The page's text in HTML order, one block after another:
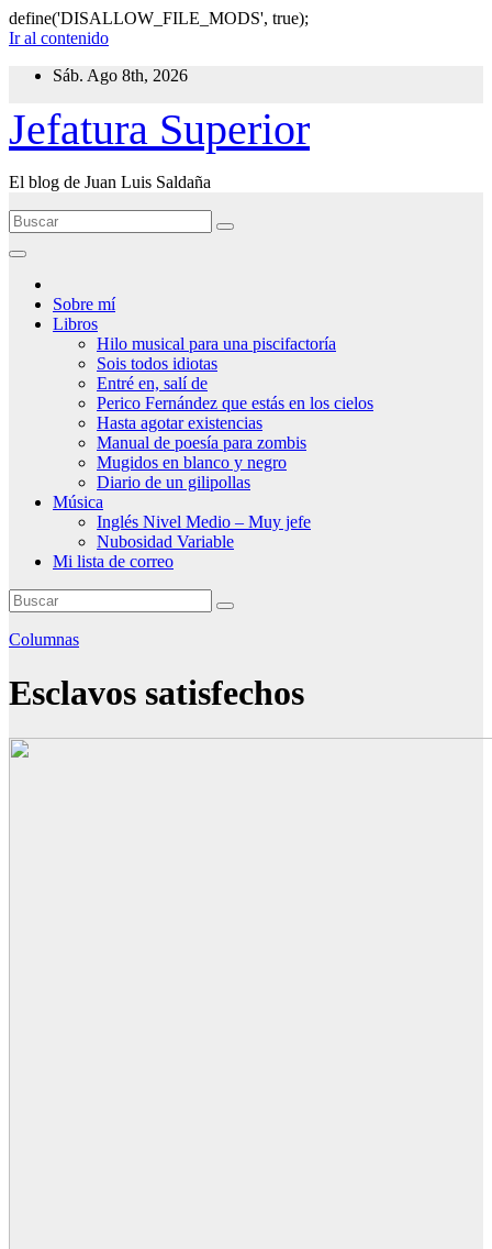
define('DISALLOW_FILE_MODS', true);
Ir al contenido
Sáb. Ago 8th, 2026
Jefatura Superior
El blog de Juan Luis Saldaña
Sobre mí
Libros
Hilo musical para una piscifactoría
Sois todos idiotas
Entré en, salí de
Perico Fernández que estás en los cielos
Hasta agotar existencias
Manual de poesía para zombis
Mugidos en blanco y negro
Diario de un gilipollas
Música
Inglés Nivel Medio – Muy jefe
Nubosidad Variable
Mi lista de correo
Columnas
Esclavos satisfechos